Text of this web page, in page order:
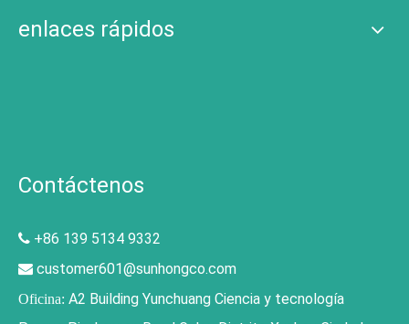
enlaces rápidos
Contáctenos
 +86 139 5134 9332
 customer601@sunhongco.com
Oficina: A2 Building Yunchuang Ciencia y tecnología